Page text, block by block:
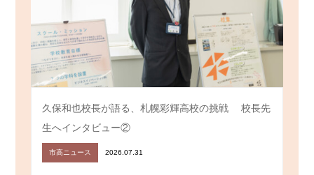
久保和也校長が語る、札幌彩輝高校の挑戦 校長先
生へインタビュー②
市高ニュース 2026.07.31